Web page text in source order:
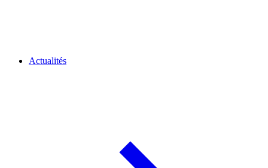
Actualités